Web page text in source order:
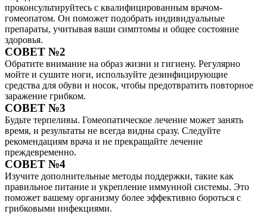
проконсультируйтесь с квалифицированным врачом-
гомеопатом. Он поможет подобрать индивидуальные
препараты, учитывая ваши симптомы и общее состояние
здоровья.
СОВЕТ №2
Обратите внимание на образ жизни и гигиену. Регулярно
мойте и сушите ноги, используйте дезинфицирующие
средства для обуви и носок, чтобы предотвратить повторное
заражение грибком.
СОВЕТ №3
Будьте терпеливы. Гомеопатическое лечение может занять
время, и результаты не всегда видны сразу. Следуйте
рекомендациям врача и не прекращайте лечение
преждевременно.
СОВЕТ №4
Изучите дополнительные методы поддержки, такие как
правильное питание и укрепление иммунной системы. Это
поможет вашему организму более эффективно бороться с
грибковыми инфекциями.